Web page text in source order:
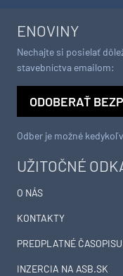
UŽITOČNÉ
O NÁS
KONTAKTY
PREDPLATNÉ
INZERCIA NA ASB.SK
ENOVINY
Nechajte si posielať
stavebníctva emailom:
ODOBERAŤ
Odber je možné